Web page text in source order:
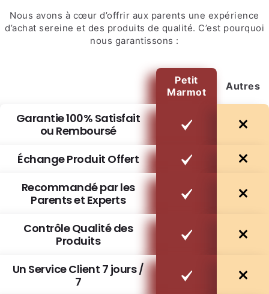
Nous avons à cœur d’offrir aux parents une expérience
d’achat sereine et des produits de qualité. C’est pourquoi
nous garantissons :
Petit
Marmot
Autres
Garantie 100% Satisfait
ou Remboursé
Échange Produit Offert
Recommandé par les
Parents et Experts
Contrôle Qualité des
Produits
Un Service Client 7 jours /
7